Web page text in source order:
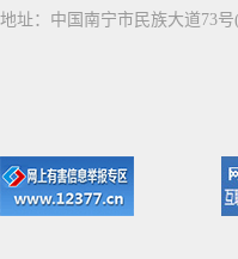
地址：中国南宁市民族大道73号